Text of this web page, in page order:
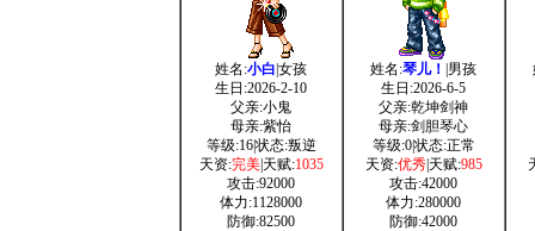
姓名:小白 |女孩
生日:2026-2-10
父亲:小鬼
母亲:紫怡
等级:16|状态:叛逆
天资:完美|天赋:1035
攻击:92000
体力:1128000
防御:82500
姓名:琴儿！ |男孩
生日:2026-6-5
父亲:乾坤剑神
母亲:剑胆琴心
等级:0|状态:正常
天资:优秀|天赋:985
攻击:42000
体力:280000
防御:42000